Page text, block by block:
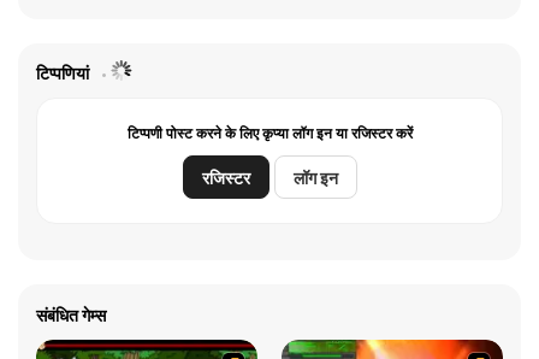
टिप्पणियां
टिप्पणी पोस्ट करने के लिए कृप्या लॉग इन या रजिस्टर करें
रजिस्टर लॉग इन
संबंधित गेम्स